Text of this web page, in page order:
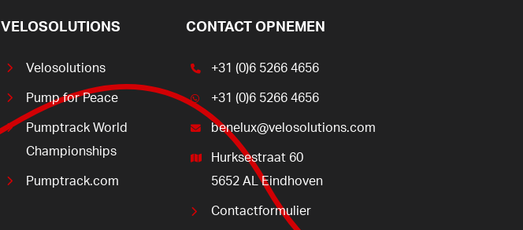
VELOSOLUTIONS
Velosolutions
Pump for Peace
Pumptrack World
Championships
Pumptrack.com
CONTACT OPNEMEN
+31 (0)6 5266 4656
+31 (0)6 5266 4656
benelux@velosolutions.com
Hurksestraat 60
5652 AL Eindhoven
Contactformulier